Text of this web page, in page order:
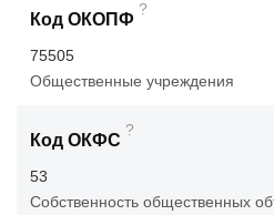
Код ОКОПФ
?
75505
Общественные учреждения
Код ОКФС
?
53
Собственность общественных